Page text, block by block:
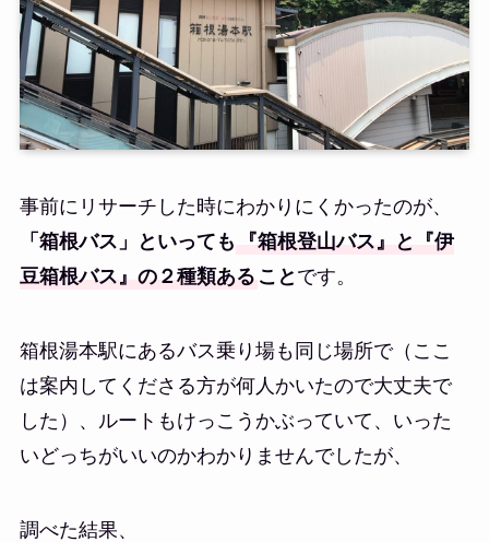
事前にリサーチした時にわかりにくかったのが、
「箱根バス」といっても
『箱根登山バス』と『伊
豆箱根バス』の２種類ある こと です。
箱根湯本駅にあるバス乗り場も同じ場所で（ここ
は案内してくださる方が何人かいたので大丈夫で
した）、ルートもけっこうかぶっていて、いった
いどっちがいいのかわかりませんでしたが、
調べた結果、